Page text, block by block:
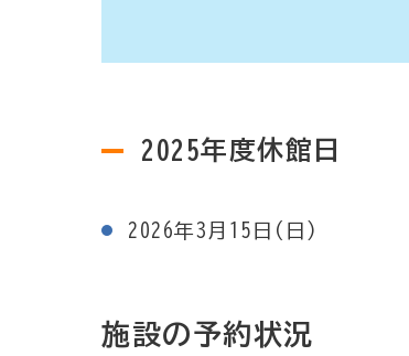
2025年度休館日
2026年3月15日(日)
施設の予約状況